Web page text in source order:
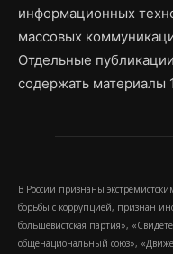
информационных
массовых
Отдельные
содержать материалы
В России признаны
борьбы с коррупцией, признан
большевистская партия»,
общенациональный союз»,